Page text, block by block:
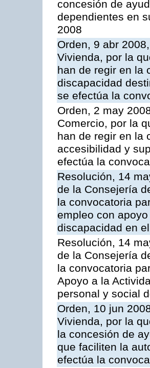
concesión de
dependientes en
2008
Orden, 9 abr
Vivienda, por la
han de regir en la
discapacidad
se efectúa la
Orden, 2 may
Comercio, por la
han de regir en la
accesibilidad y
efectúa la
Resolución, 14
de la Consejería
la convocatoria
empleo con
discapacidad en
Resolución, 14
de la Consejería
la convocatoria
Apoyo a la
personal y social
Orden, 10 jun
Vivienda, por la
la concesión de
que faciliten la
efectúa la